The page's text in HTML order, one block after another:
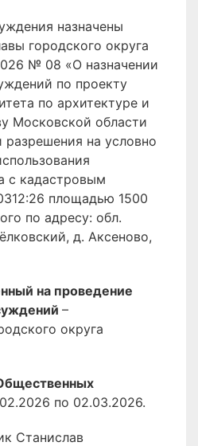
назначены
городского округа
№ 08 «О назначении
по проекту
по архитектуре и
Московской области
разрешения на условно
с кадастровым
площадью 1500
по адресу: обл.
д. Аксеново,
на проведение
–
округа
по 02.03.2026.
Станислав